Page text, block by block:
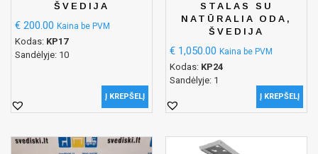
ŠVEDIJA
€ 200.00 Kaina be PVM
Kodas: KP17
Sandėlyje: 10
Į KREPŠELĮ
STALAS SU
NATŪRALIA ODA,
ŠVEDIJA
€ 1,050.00 Kaina be PVM
Kodas: KP24
Sandėlyje: 1
Į KREPŠELĮ